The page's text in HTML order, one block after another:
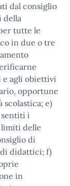
dal consiglio
della
tutte le
in due o tre
e agli obiettivi
opportune
e)
sentiti i
limiti delle
di
didattici; f)
in